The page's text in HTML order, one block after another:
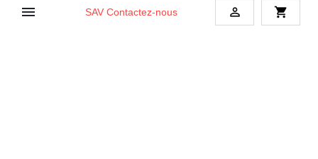
 SAV Contactez-nous  shopping_cart